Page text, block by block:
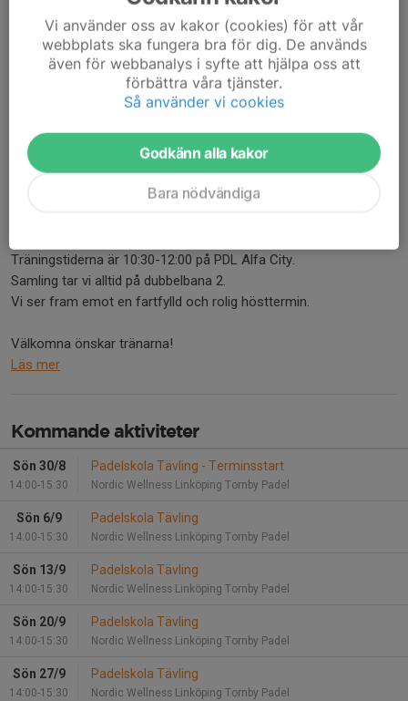
Träning höstterminen 2023
9 sep 2023
0 kommentarer
Nu drar träningarna igång igen!
Observera att den nya tiden är 12:30-14:00 på Beach Arena
Träning höstterminen 2022
Träningstiderna är 10:30-12:00 på PDL Alfa City.
Samling tar vi alltid på dubbelbana 2.
Vi ser fram emot en fartfylld och rolig hösttermin.
Välkomna önskar tränarna!
Läs mer
Kommande aktiviteter
Sön 30/8
14:00-15:30
Padelskola Tävling - Terminsstart
Nordic Wellness Linköping Tornby Padel
Sön 6/9
14:00-15:30
Padelskola Tävling
Nordic Wellness Linköping Tornby Padel
Sön 13/9
14:00-15:30
Padelskola Tävling
Nordic Wellness Linköping Tornby Padel
Sön 20/9
14:00-15:30
Padelskola Tävling
Nordic Wellness Linköping Tornby Padel
Sön 27/9
14:00-15:30
Padelskola Tävling
Nordic Wellness Linköping Tornby Padel
Vi använder oss av kakor (cookies) för att vår
webbplats ska fungera bra för dig. De används
även för webbanalys i syfte att hjälpa oss att
förbättra våra tjänster.
Så använder vi cookies
Godkänn alla kakor
Bara nödvändiga